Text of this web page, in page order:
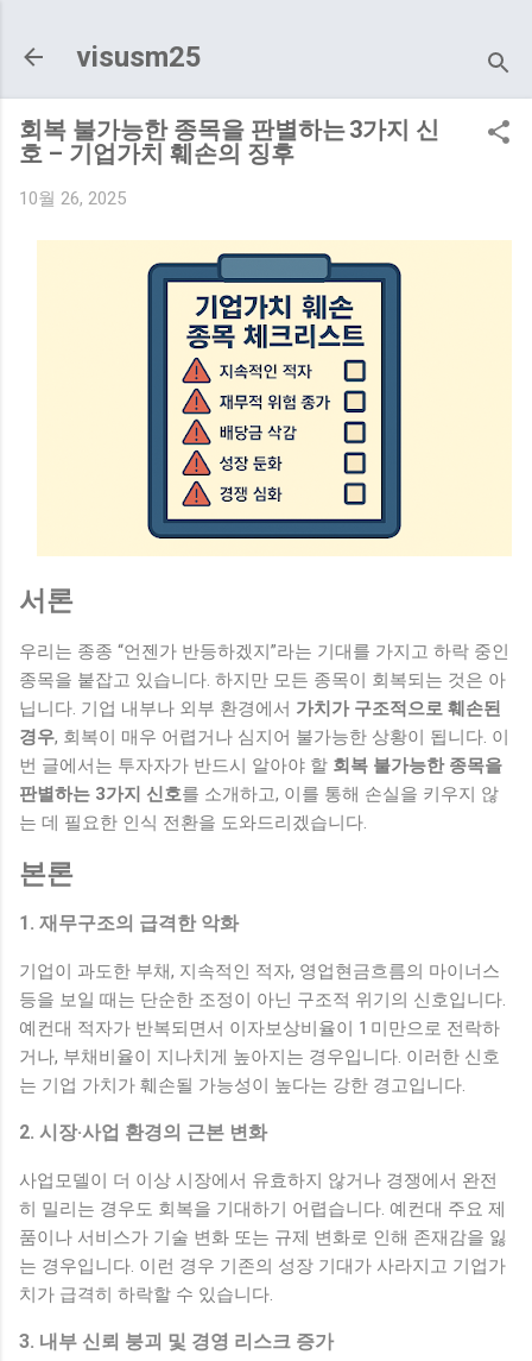
visusm25
회복 불가능한 종목을 판별하는 3가지 신
호 – 기업가치 훼손의 징후
10월 26, 2025
서론
우리는 종종 “언젠가 반등하겠지”라는 기대를 가지고 하락 중인
종목을 붙잡고 있습니다. 하지만 모든 종목이 회복되는 것은 아
닙니다. 기업 내부나 외부 환경에서 가치가 구조적으로 훼손된
경우, 회복이 매우 어렵거나 심지어 불가능한 상황이 됩니다. 이
번 글에서는 투자자가 반드시 알아야 할 회복 불가능한 종목을
판별하는 3가지 신호를 소개하고, 이를 통해 손실을 키우지 않
는 데 필요한 인식 전환을 도와드리겠습니다.
본론
1. 재무구조의 급격한 악화
기업이 과도한 부채, 지속적인 적자, 영업현금흐름의 마이너스
등을 보일 때는 단순한 조정이 아닌 구조적 위기의 신호입니다.
예컨대 적자가 반복되면서 이자보상비율이 1 미만으로 전락하
거나, 부채비율이 지나치게 높아지는 경우입니다. 이러한 신호
는 기업 가치가 훼손될 가능성이 높다는 강한 경고입니다.
2. 시장·사업 환경의 근본 변화
사업모델이 더 이상 시장에서 유효하지 않거나 경쟁에서 완전
히 밀리는 경우도 회복을 기대하기 어렵습니다. 예컨대 주요 제
품이나 서비스가 기술 변화 또는 규제 변화로 인해 존재감을 잃
는 경우입니다. 이런 경우 기존의 성장 기대가 사라지고 기업가
치가 급격히 하락할 수 있습니다.
3. 내부 신뢰 붕괴 및 경영 리스크 증가